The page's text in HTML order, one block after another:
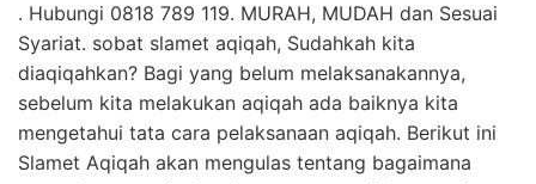
. Hubungi 0818 789 119. MURAH, MUDAH dan Sesuai
Syariat. sobat slamet aqiqah, Sudahkah kita
diaqiqahkan? Bagi yang belum melaksanakannya,
sebelum kita melakukan aqiqah ada baiknya kita
mengetahui tata cara pelaksanaan aqiqah. Berikut ini
Slamet Aqiqah akan mengulas tentang bagaimana